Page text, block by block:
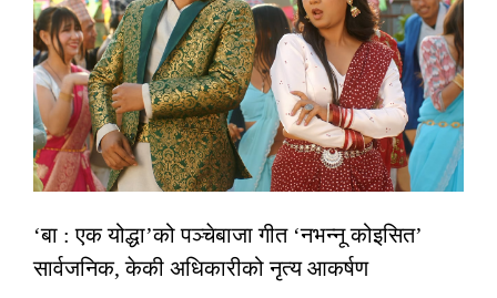
‘बा : एक योद्धा’को पञ्चेबाजा गीत ‘नभन्नू कोइसित’
सार्वजनिक, केकी अधिकारीको नृत्य आकर्षण